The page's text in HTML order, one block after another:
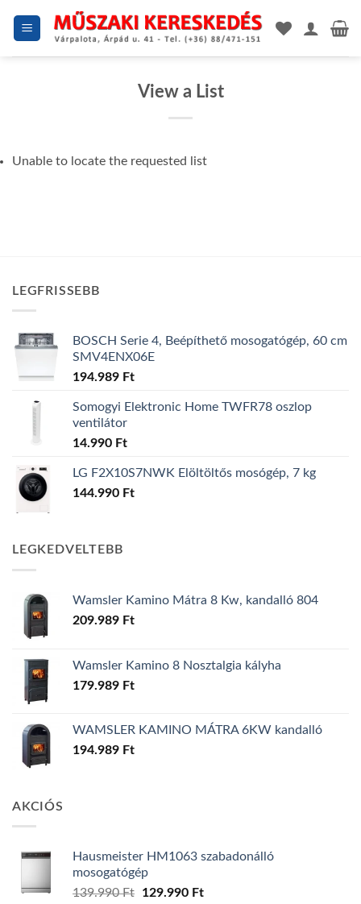
View a List
Unable to locate the requested list
LEGFRISSEBB
BOSCH Serie 4, Beépíthető mosogatógép, 60 cm
SMV4ENX06E
194.989 Ft
Somogyi Elektronic Home TWFR78 oszlop
ventilátor
14.990 Ft
LG F2X10S7NWK Elöltöltős mosógép, 7 kg
144.990 Ft
LEGKEDVELTEBB
Wamsler Kamino Mátra 8 Kw, kandalló 804
209.989 Ft
Wamsler Kamino 8 Nosztalgia kályha
179.989 Ft
WAMSLER KAMINO MÁTRA 6KW kandalló
194.989 Ft
AKCIÓS
Hausmeister HM1063 szabadonálló
mosogatógép
139.990Ft
Original
129.990 FtCurrent